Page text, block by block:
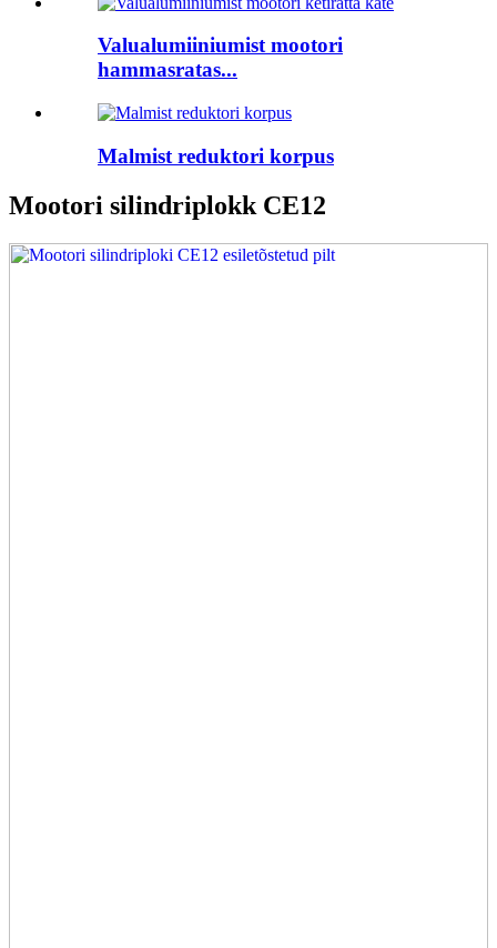
Valualumiiniumist mootori
hammasratas...
Malmist reduktori korpus
Mootori silindriplokk CE12